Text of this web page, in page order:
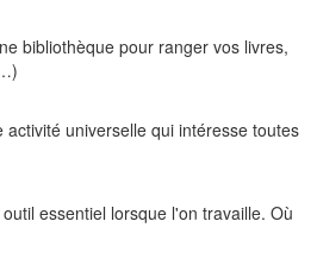
bibliothèque pour ranger vos livres,
activité universelle qui intéresse toutes
essentiel lorsque l'on travaille. Où